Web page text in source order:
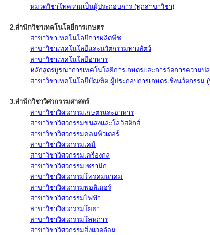
หมวดวิชาโทความเป็นผู้ประกอบการ (ทุกสาขาวิชา)
2.สำนักวิชาเทคโนโลยีการเกษตร
สาขาวิชาเทคโนโลยีการผลิตพืช
สาขาวิชาเทคโนโลยีและนวัตกรรมทางสัตว์
สาขาวิชาเทคโนโลยีอาหาร
หลักสูตรบูรณาการเทคโนโลยีการเกษตรและการจัดการความ
สาขาวิชาเทคโนโลยีบัณฑิต ผู้ประกอบการเกษตรเชิงนวัตกรรม
3.สำนักวิชาวิศวกรรมศาสตร์
สาขาวิชาวิศวกรรมเกษตรและอาหาร
สาขาวิชาวิศวกรรมขนส่งและโลจิสติกส์
สาขาวิชาวิศวกรรมคอมพิวเตอร์
สาขาวิชาวิศวกรรมเคมี
สาขาวิชาวิศวกรรมเครื่องกล
สาขาวิชาวิศวกรรมเซรามิก
สาขาวิชาวิศวกรรมโทรคมนาคม
สาขาวิชาวิศวกรรมพอลิเมอร์
สาขาวิชาวิศวกรรมไฟฟ้า
สาขาวิชาวิศวกรรมโยธา
สาขาวิชาวิศวกรรมโลหการ
สาขาวิชาวิศวกรรมสิ่งแวดล้อม